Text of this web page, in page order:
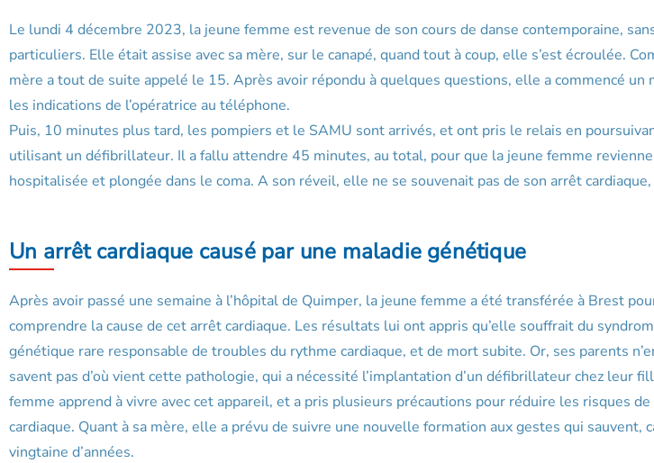
Le lundi 4 décembre 2023, la jeune femme est revenue de son cours de danse contemporaine,
particuliers. Elle était assise avec sa mère, sur le canapé, quand tout à coup, elle s’est écroulée.
mère a tout de suite appelé le 15. Après avoir répondu à quelques questions, elle a commencé un
les indications de l’opératrice au téléphone.
Puis, 10 minutes plus tard, les pompiers et le SAMU sont arrivés, et ont pris le relais en
utilisant un défibrillateur. Il a fallu attendre 45 minutes, au total, pour que la jeune femme
hospitalisée et plongée dans le coma. A son réveil, elle ne se souvenait pas de son arrêt
Un arrêt cardiaque causé par une maladie génétique
Après avoir passé une semaine à l’hôpital de Quimper, la jeune femme a été transférée à Brest
comprendre la cause de cet arrêt cardiaque. Les résultats lui ont appris qu’elle souffrait du
génétique rare responsable de troubles du rythme cardiaque, et de mort subite. Or, ses parents
savent pas d’où vient cette pathologie, qui a nécessité l’implantation d’un défibrillateur chez leur
femme apprend à vivre avec cet appareil, et a pris plusieurs précautions pour réduire les risques
cardiaque. Quant à sa mère, elle a prévu de suivre une nouvelle formation aux gestes qui sauvent,
vingtaine d’années.